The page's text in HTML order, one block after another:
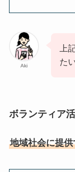
Aki
上
た
ボランティア
地域社会に提